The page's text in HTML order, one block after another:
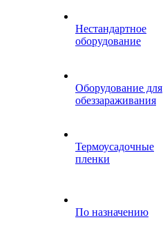
Нестандартное
оборудование
Оборудование для
обеззараживания
Термоусадочные
пленки
По назначению